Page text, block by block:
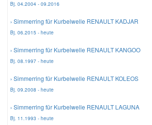
Bj. 04.2004 - 09.2016
› Simmerring für Kurbelwelle RENAULT KADJAR
Bj. 06.2015 - heute
› Simmerring für Kurbelwelle RENAULT KANGOO
Bj. 08.1997 - heute
› Simmerring für Kurbelwelle RENAULT KOLEOS
Bj. 09.2008 - heute
› Simmerring für Kurbelwelle RENAULT LAGUNA
Bj. 11.1993 - heute